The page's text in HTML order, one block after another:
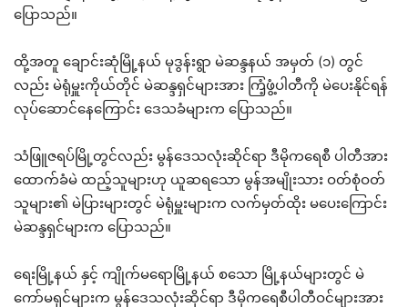
ပြောသည်။
ထို့အတူ ချောင်းဆုံမြို့နယ် မုဒွန်းရွာ မဲဆန္ဒနယ် အမှတ် (၁) တွင်
လည်း မဲရုံမှူးကိုယ်တိုင် မဲဆန္ဒရှင်များအား ကြံ့ဖွံ့ပါတီကို မဲပေးနိုင်ရန်
လုပ်ဆောင်နေကြောင်း ဒေသခံများက ပြောသည်။
သံဖြူဇရပ်မြို့တွင်လည်း မွန်ဒေသလုံးဆိုင်ရာ ဒီမိုကရေစီ ပါတီအား
ထောက်ခံမဲ ထည့်သူများဟု ယူဆရသော မွန်အမျိုးသား ဝတ်စုံဝတ်
သူများ၏ မဲပြားများတွင် မဲရုံမှူးများက လက်မှတ်ထိုး မပေးကြောင်း
မဲဆန္ဒရှင်များက ပြောသည်။
ရေးမြို့နယ် နှင့် ကျိုက်မရောမြို့နယ် စသော မြို့နယ်များတွင် မဲ
ကော်မရှင်များက မွန်ဒေသလုံးဆိုင်ရာ ဒီမိုကရေစီပါတီဝင်များအား